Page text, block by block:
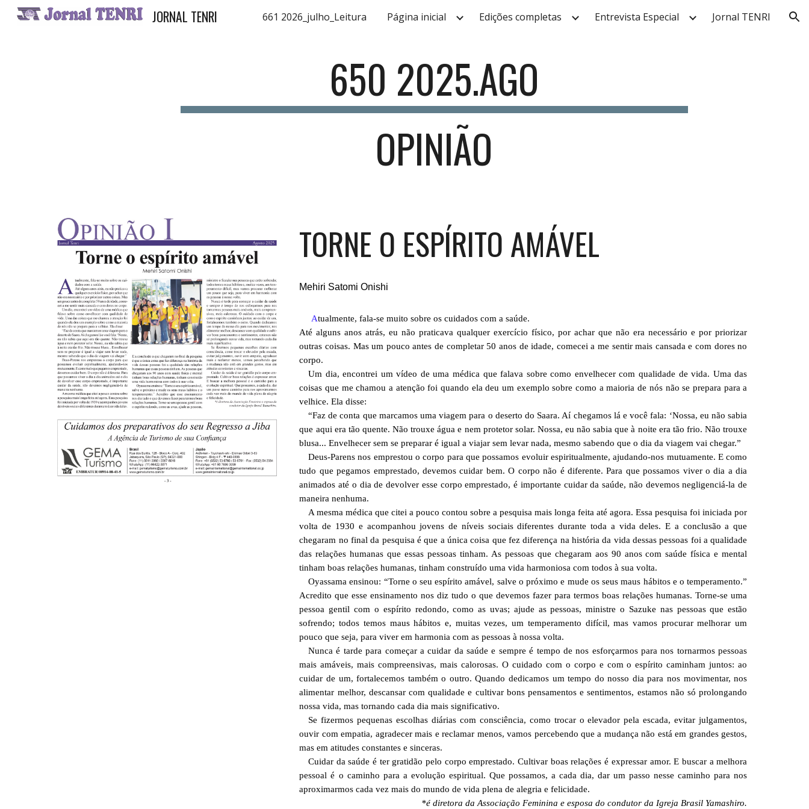
Skip to main content Skip to navigation
JORNAL TENRI 661 2026_julho_Leitura Página inicial Edições completas Entrevista Especial Jornal TENRI
650 2025.AGO
OPINIÃO
TORNE O ESPÍRITO AMÁVEL
Mehiri Satomi Onishi
Atualmente, fala-se muito sobre os cuidados com a saúde.
Até alguns anos atrás, eu não praticava qualquer exercício físico, por achar que não era necessário e por priorizar
outras coisas. Mas um pouco antes de completar 50 anos de idade, comecei a me sentir mais cansada e com dores no
corpo.
Um dia, encontrei um vídeo de uma médica que falava sobre como envelhecer com qualidade de vida. Uma das
coisas que me chamou a atenção foi quando ela deu um exemplo sobre como a maioria de nós não se prepara para a
velhice. Ela disse:
“Faz de conta que marcamos uma viagem para o deserto do Saara. Aí chegamos lá e você fala: ‘Nossa, eu não sabia
que aqui era tão quente. Não trouxe água e nem protetor solar. Nossa, eu não sabia que à noite era tão frio. Não trouxe
blusa... Envelhecer sem se preparar é igual a viajar sem levar nada, mesmo sabendo que o dia da viagem vai chegar.”
Deus-Parens nos emprestou o corpo para que possamos evoluir espiritualmente, ajudando-nos mutuamente. E como
tudo que pegamos emprestado, devemos cuidar bem. O corpo não é diferente. Para que possamos viver o dia a dia
animados até o dia de devolver esse corpo emprestado, é importante cuidar da saúde, não devemos negligenciá-la de
maneira nenhuma.
A mesma médica que citei a pouco contou sobre a pesquisa mais longa feita até agora. Essa pesquisa foi iniciada por
volta de 1930 e acompanhou jovens de níveis sociais diferentes durante toda a vida deles. E a conclusão a que
chegaram no final da pesquisa é que a única coisa que fez diferença na história da vida dessas pessoas foi a qualidade
das relações humanas que essas pessoas tinham. As pessoas que chegaram aos 90 anos com saúde física e mental
tinham boas relações humanas, tinham construído uma vida harmoniosa com todos à sua volta.
Oyassama ensinou: “Torne o seu espírito amável, salve o próximo e mude os seus maus hábitos e o temperamento.”
Acredito que esse ensinamento nos diz tudo o que devemos fazer para termos boas relações humanas. Torne-se uma
pessoa gentil com o espírito redondo, como as uvas; ajude as pessoas, ministre o Sazuke nas pessoas que estão
sofrendo; todos temos maus hábitos e, muitas vezes, um temperamento difícil, mas vamos procurar melhorar um
pouco que seja, para viver em harmonia com as pessoas à nossa volta.
Nunca é tarde para começar a cuidar da saúde e sempre é tempo de nos esforçarmos para nos tornarmos pessoas
mais amáveis, mais compreensivas, mais calorosas. O cuidado com o corpo e com o espírito caminham juntos: ao
cuidar de um, fortalecemos também o outro. Quando dedicamos um tempo do nosso dia para nos movimentar, nos
alimentar melhor, descansar com qualidade e cultivar bons pensamentos e sentimentos, estamos não só prolongando
nossa vida, mas tornando cada dia mais significativo.
Se fizermos pequenas escolhas diárias com consciência, como trocar o elevador pela escada, evitar julgamentos,
ouvir com empatia, agradecer mais e reclamar menos, vamos percebendo que a mudança não está em grandes gestos,
mas em atitudes constantes e sinceras.
Cuidar da saúde é ter gratidão pelo corpo emprestado. Cultivar boas relações é expressar amor. E buscar a melhora
pessoal é o caminho para a evolução espiritual. Que possamos, a cada dia, dar um passo nesse caminho para nos
aproximarmos cada vez mais do mundo de vida plena de alegria e felicidade.
*é diretora da Associação Feminina e esposa do condutor da Igreja Brasil Yamashiro.